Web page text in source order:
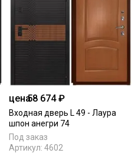
цена58 674 ₽
Входная дверь L 49 - Лаура
шпон анегри 74
Под заказ
Артикул: 4602